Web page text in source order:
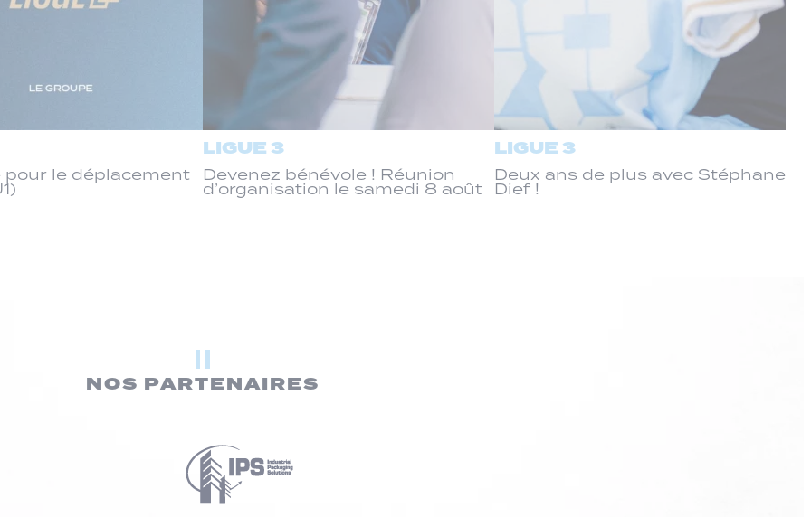
pour le déplacement
LIGUE 3
Devenez bénévole ! Réunion
d’organisation le samedi 8 août
LIGUE 3
Deux ans de plus avec Stéphane
Dief !
NOS PARTENAIRES